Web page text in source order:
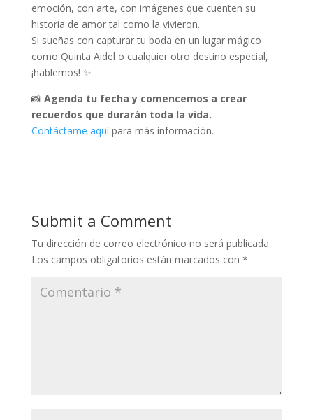
emoción, con arte, con imágenes que cuenten su
historia de amor tal como la vivieron.
Si sueñas con capturar tu boda en un lugar mágico
como Quinta Aidel o cualquier otro destino especial,
¡hablemos! ✨
📸 Agenda tu fecha y comencemos a crear
recuerdos que durarán toda la vida.
Contáctame aquípara más información.
Submit a Comment
Tu dirección de correo electrónico no será publicada.
Los campos obligatorios están marcados con *